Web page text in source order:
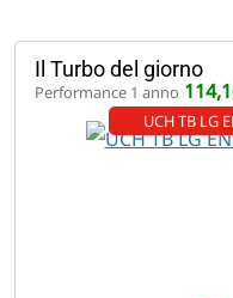
Il Turbo del giorno
Performance 1 anno
UCH TB LG